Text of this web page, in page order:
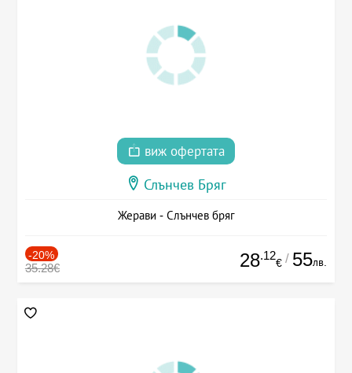
виж офертата
Слънчев Бряг
Жерави - Слънчев бряг
-20%
35.28€ 28.12
€ / 55лв.